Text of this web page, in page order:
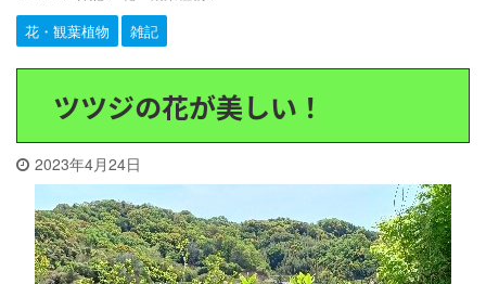
花・観葉植物
雑記
ツツジの花が美しい！
2023年4月24日